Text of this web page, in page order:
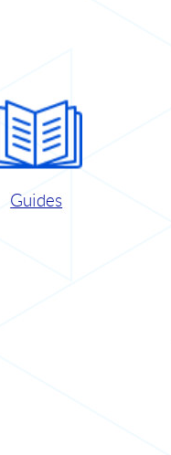
Guides